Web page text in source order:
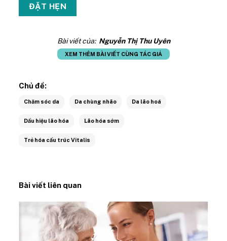
Bài viết của: Nguyễn Thị Thu Uyên
XEM THÊM BÀI VIẾT CÙNG TÁC GIẢ
Chủ đề:
Chăm sóc da Da chùng nhão Da lão hoá
Dấu hiệu lão hóa Lão hóa sớm
Trẻ hóa cấu trúc Vitalis
Bài viết liên quan